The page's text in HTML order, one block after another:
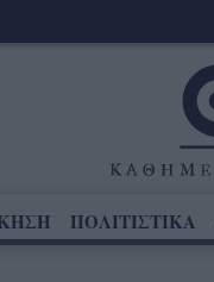
ΠΟΛΙΤΙΣΤΙΚΑ